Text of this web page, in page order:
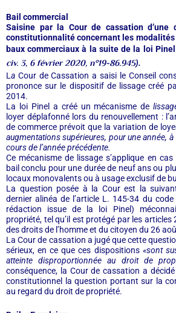
Bail commercial
Saisine par la Cour de cassation d’une
constitutionnalité concernant les
baux commerciaux à la suite de la loi
civ. 3, 6 février 2020, n°19-86.945).
La Cour de Cassation a saisi le Conseil
prononce sur le dispositif de lissage créé
2014.
La loi Pinel a créé un mécanisme de
loyer déplafonné lors du renouvellement :
de commerce prévoit que la variation de
augmentations supérieures, pour une année,
cours de l’année précédente.
Ce mécanisme de lissage s’applique en cas
bail conclu pour une durée de neuf ans ou
locaux monovalents ou à usage exclusif de
La question posée à la Cour est la
dernier alinéa de l’article L. 145-34 du
rédaction issue de la loi Pinel)
propriété, tel qu’il est protégé par les articles
des droits de l’homme et du citoyen du 26
La Cour de cassation a jugé que cette
sérieux, en ce que ces dispositions «sont
atteinte disproportionnée au droit de
conséquence, la Cour de cassation a
constitutionnel la question portant sur la
au regard du droit de propriété.